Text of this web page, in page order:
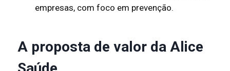
empresas, com foco em prevenção.
A proposta de valor da Alice